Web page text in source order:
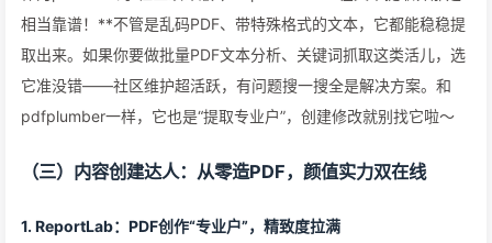
相当靠谱！**不管是乱码PDF、带特殊格式的文本，它都能稳稳提
取出来。如果你要做批量PDF文本分析、关键词抓取这类活儿，选
它准没错——社区维护超活跃，有问题搜一搜全是解决方案。和
pdfplumber一样，它也是“提取专业户”，创建修改就别找它啦～
（三）内容创建达人：从零造PDF，颜值实力双在线
1. ReportLab：PDF创作“专业户”，精致度拉满